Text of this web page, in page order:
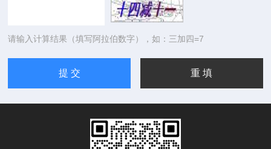
请输入计算结果（填写阿拉伯数字），如：三加四=7